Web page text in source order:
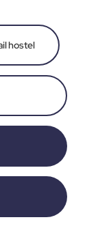
hostel